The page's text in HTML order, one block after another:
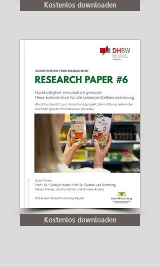
Kostenlos downloaden
Kostenlos downloaden